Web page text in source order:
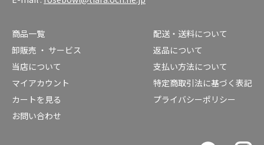
商品一覧
卸販売 ・ サービス
当店について
マイアカウント
カートを見る
お問い合わせ
配送・送料について
返品について
支払い方法について
特定商取引法に基づく表記
プライバシーポリシー